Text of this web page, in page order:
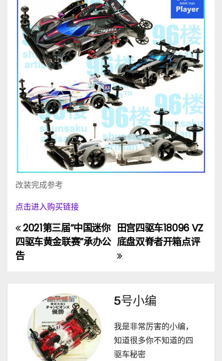
改装完成参考
点击进入购买链接
文
章
田宫四驱车18096 VZ
底盘双脊者开箱点评
2021第三届“中国迷你
四驱车黄金联赛”承办公
告
5号小编
我是非常厉害的小编，
知道很多你不知道的四
驱车秘密